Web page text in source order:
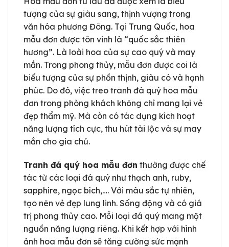
tượng của sự giàu sang, thịnh vượng trong
văn hóa phương Đông. Tại Trung Quốc, hoa
mẫu đơn được tôn vinh là “quốc sắc thiên
hương”. Là loài hoa của sự cao quý và may
mắn. Trong phong thủy, mẫu đơn được coi là
biểu tượng của sự phồn thịnh, giàu có và hạnh
phúc. Do đó, việc treo tranh đá quý hoa mẫu
đơn trong phòng khách không chỉ mang lại vẻ
đẹp thẩm mỹ. Mà còn có tác dụng kích hoạt
năng lượng tích cực, thu hút tài lộc và sự may
mắn cho gia chủ.
Tranh đá quý hoa mẫu đơn thường được chế
tác từ các loại đá quý như thạch anh, ruby,
sapphire, ngọc bích,…. Với màu sắc tự nhiên,
tạo nên vẻ đẹp lung linh. Sống động và có giá
trị phong thủy cao. Mỗi loại đá quý mang một
nguồn năng lượng riêng. Khi kết hợp với hình
ảnh hoa mẫu đơn sẽ tăng cường sức mạnh